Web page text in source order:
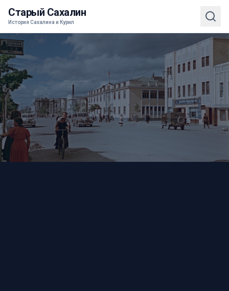
Старый Сахалин
История Сахалина и Курил